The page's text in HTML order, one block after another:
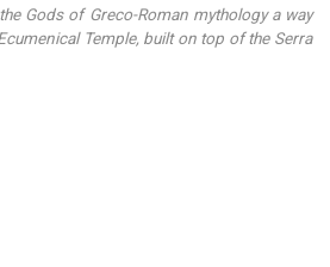
Gods of Greco-Roman mythology a way
Temple, built on top of the Serra